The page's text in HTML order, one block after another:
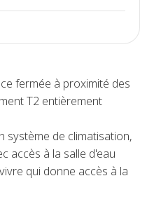
fermée à proximité des
T2 entièrement
système de climatisation,
accès à la salle d'eau
qui donne accès à la